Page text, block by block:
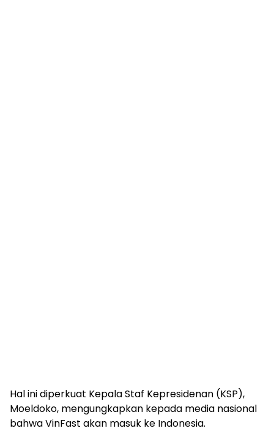
Hal ini diperkuat Kepala Staf Kepresidenan (KSP),
Moeldoko, mengungkapkan kepada media nasional
bahwa VinFast akan masuk ke Indonesia.